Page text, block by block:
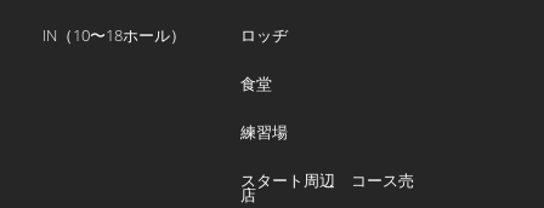
IN（10〜18ホール） ロッヂ
食堂
練習場
スタート周辺 コース売
店